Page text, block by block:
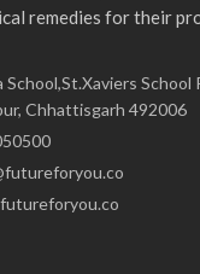
remedies for their
School
Chhattisgarh 492006